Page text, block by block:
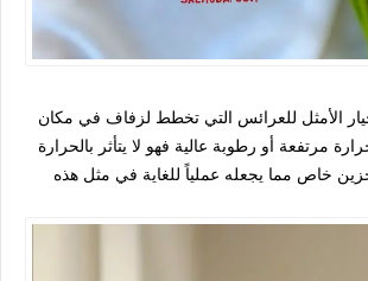
الأمثل للعرائس التي تخطط لزفاف في مكان
مرتفعة أو رطوبة عالية فهو لا يتأثر بالحرارة
خاص مما يجعله عملياً للغاية في مثل هذه